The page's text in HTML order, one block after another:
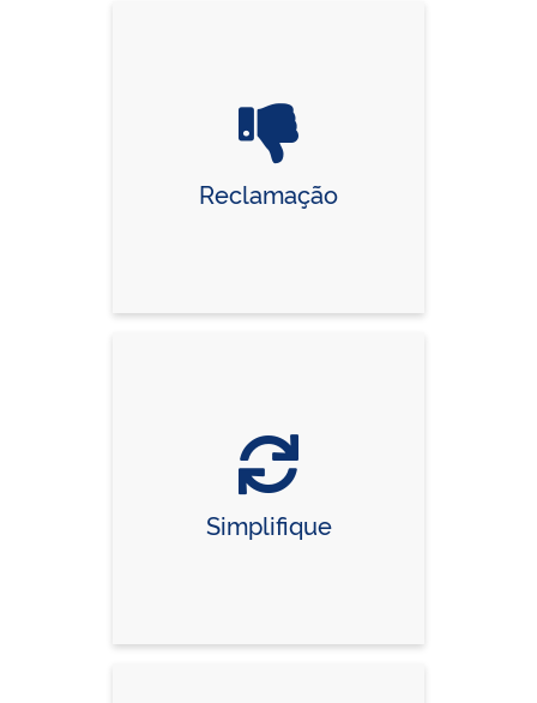
Reclamação
Simplifique